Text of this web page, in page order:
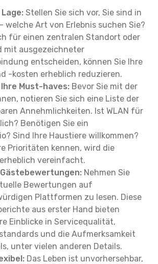
Stellen Sie sich vor, Sie sind in
welche Art von Erlebnis suchen Sie?
für einen zentralen Standort oder
mit ausgezeichneter
entscheiden, können Sie Ihre
-kosten erheblich reduzieren.
Must-haves: Bevor Sie mit der
notieren Sie sich eine Liste der
Annehmlichkeiten. Ist WLAN für
Benötigen Sie ein
Sind Ihre Haustiere willkommen?
Prioritäten kennen, wird die
vereinfacht.
Nehmen Sie
Bewertungen auf
Plattformen zu lesen. Diese
aus erster Hand bieten
Einblicke in Servicequalität,
und die Aufmerksamkeit
unter vielen anderen Details.
Das Leben ist unvorhersehbar,